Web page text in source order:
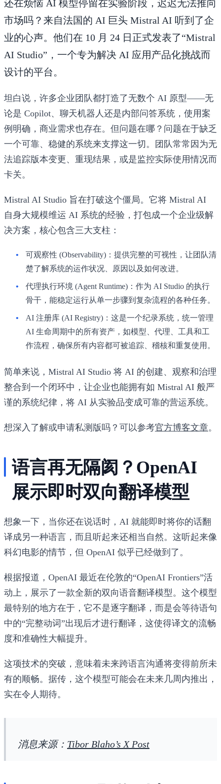
还在烦恼 AI 模型停留在实验阶段，迟迟无法推向
市场吗？来自法国的 AI 巨头 Mistral AI 听到了企
业的心声。他们在 10 月 24 日正式发表了“Mistral
AI Studio”，一个专为解决 AI 应用产品化挑战而
设计的平台。
坦白说，许多企业团队都打造了无数个 AI 原型——无
论是 Copilot、聊天机器人还是内部问答系统，使用案
例明确，商业需求也存在。但问题在哪？问题在于缺乏
一个可靠、稳健的系统来支撑这一切。团队常常因为无
法追踪版本变更、重现结果，或是监控实际使用情况而
卡关。
Mistral AI Studio 旨在打破这个僵局。它将 Mistral AI
自身大规模维运 AI 系统的经验，打包成一个企业级解
决方案，核心包含三大支柱：
可观察性 (Observability) ：提供完整的可视性，让团队清
楚了解系统的运作状况、原因以及如何改进。
代理执行环境 (Agent Runtime) ：作为 AI Studio 的执行
骨干，能稳定运行从单一步骤到复杂流程的各种任务。
AI 注册库 (AI Registry) ：这是一个纪录系统，统一管理
AI 生命周期中的所有资产，如模型、代理、工具和工
作流程，确保所有内容都可被追踪、稽核和重复使用。
简单来说，Mistral AI Studio 将 AI 的创建、观察和治理
整合到一个闭环中，让企业也能拥有如 Mistral AI 般严
谨的系统纪律，将 AI 从实验品变成可靠的营运系统。
想深入了解或申请私测版吗？可以参考官方博客文章。
语言再无隔阂？OpenAI
展示即时双向翻译模型
想象一下，当你还在说话时，AI 就能即时将你的话翻
译成另一种语言，而且听起来还相当自然。这听起来像
科幻电影的情节，但 OpenAI 似乎已经做到了。
根据报道，OpenAI 最近在伦敦的“OpenAI Frontiers”活
动上，展示了一款全新的双向语音翻译模型。这个模型
最特别的地方在于，它不是逐字翻译，而是会等待语句
中的“完整动词”出现后才进行翻译，这使得译文的流畅
度和准确性大幅提升。
这项技术的突破，意味着未来跨语言沟通将变得前所未
有的顺畅。据传，这个模型可能会在未来几周内推出，
实在令人期待。
消息来源： Tibor Blaho’s X Post